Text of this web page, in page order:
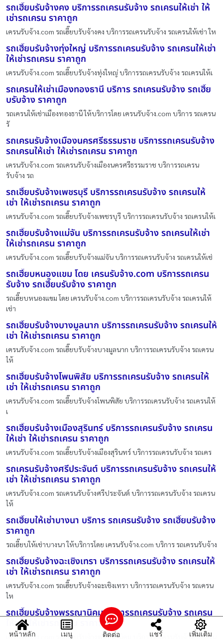
รถเฮี๊ยบรับจ้างคง บริการรถเครนรับจ้าง รถเครนให้เช่า ให้
เช่ารถเครน ราคาถูก
เครนรับจ้าง.com รถเฮี๊ยบรับจ้างคง บริการรถเครนรับจ้าง รถเครนให้เช่า ให
รถเฮี๊ยบรับจ้างทุ่งใหญ่ บริการรถเครนรับจ้าง รถเครนให้เช่า
ให้เช่ารถเครน ราคาถูก
เครนรับจ้าง.com รถเฮี๊ยบรับจ้างทุ่งใหญ่ บริการรถเครนรับจ้าง รถเครนให้เ
รถเครนให้เช่าเมืองทองธานี บริการ รถเครนรับจ้าง รถเฮี๊ย
บรับจ้าง ราคาถูก
รถเครนให้เช่าเมืองทองธานี ให้บริการโดย เครนรับจ้าง.com บริการ รถเครน
รั
รถเครนรับจ้างเมืองนครศรีธรรมราช บริการรถเครนรับจ้าง
รถเครนให้เช่า ให้เช่ารถเครน ราคาถูก
เครนรับจ้าง.com รถเครนรับจ้างเมืองนครศรีธรรมราช บริการรถเครน
รับจ้าง รถ
รถเฮี๊ยบรับจ้างเพชรบุรี บริการรถเครนรับจ้าง รถเครนให้
เช่า ให้เช่ารถเครน ราคาถูก
เครนรับจ้าง.com รถเฮี๊ยบรับจ้างเพชรบุรี บริการรถเครนรับจ้าง รถเครนให้เ
รถเฮี๊ยบรับจ้างแม่จัน บริการรถเครนรับจ้าง รถเครนให้เช่า
ให้เช่ารถเครน ราคาถูก
เครนรับจ้าง.com รถเฮี๊ยบรับจ้างแม่จัน บริการรถเครนรับจ้าง รถเครนให้เช่
รถเฮี๊ยบหนองแขม โดย เครนรับจ้าง.com บริการรถเครน
รับจ้าง รถเฮี๊ยบรับจ้าง ราคาถูก
รถเฮี๊ยบหนองแขม โดย เครนรับจ้าง.com บริการรถเครนรับจ้าง รถเครนให้
เช่า
รถเฮี๊ยบรับจ้างบางมูลนาก บริการรถเครนรับจ้าง รถเครนให้
เช่า ให้เช่ารถเครน ราคาถูก
เครนรับจ้าง.com รถเฮี๊ยบรับจ้างบางมูลนาก บริการรถเครนรับจ้าง รถเครน
ให้
รถเฮี๊ยบรับจ้างโพนพิสัย บริการรถเครนรับจ้าง รถเครนให้
เช่า ให้เช่ารถเครน ราคาถูก
เครนรับจ้าง.com รถเฮี๊ยบรับจ้างโพนพิสัย บริการรถเครนรับจ้าง รถเครนให้
เ
รถเฮี๊ยบรับจ้างเมืองสุรินทร์ บริการรถเครนรับจ้าง รถเครน
ให้เช่า ให้เช่ารถเครน ราคาถูก
เครนรับจ้าง.com รถเฮี๊ยบรับจ้างเมืองสุรินทร์ บริการรถเครนรับจ้าง รถเคร
รถเครนรับจ้างศรีประจันต์ บริการรถเครนรับจ้าง รถเครนให้
เช่า ให้เช่ารถเครน ราคาถูก
เครนรับจ้าง.com รถเครนรับจ้างศรีประจันต์ บริการรถเครนรับจ้าง รถเครน
ให้
รถเฮี๊ยบให้เช่าบางนา บริการ รถเครนรับจ้าง รถเฮี๊ยบรับจ้าง
ราคาถูก
รถเฮี๊ยบให้เช่าบางนา ให้บริการโดย เครนรับจ้าง.com บริการ รถเครนรับจ้าง
รถเฮี๊ยบรับจ้างฉะเชิงเทรา บริการรถเครนรับจ้าง รถเครนให้
เช่า ให้เช่ารถเครน ราคาถูก
เครนรับจ้าง.com รถเฮี๊ยบรับจ้างฉะเชิงเทรา บริการรถเครนรับจ้าง รถเครน
ให
รถเฮี๊ยบรับจ้างพรรณานิคม บริการรถเครนรับจ้าง รถเครน
ให้เช่า ให้เช่ารถเครน ราคาถูก
เครนรับจ้าง.com รถเฮี๊ยบรับจ้างพรรณานิคม บริการรถเครนรับจ้าง รถเครน
หน้าหลัก เมนู ติดต่อ แชร์ เพิ่มเติม